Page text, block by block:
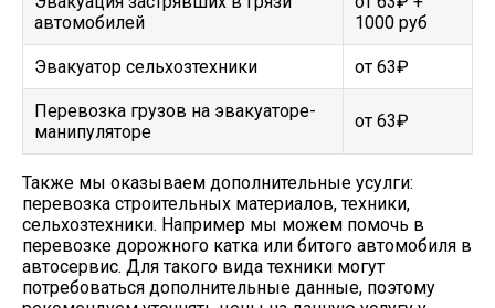
автомобилей
1000 руб
Эвакуатор сельхозтехники от 63₽
Перевозка грузов на эвакуаторе-
манипуляторе
от 63₽
Также мы оказываем дополнительные усулги:
перевозка строительных материалов, техники,
сельхозтехники. Например мы можем помочь в
перевозке дорожного катка или битого автомобиля в
автосервис. Для такого вида техники могут
потребоваться дополнительные данные, поэтому